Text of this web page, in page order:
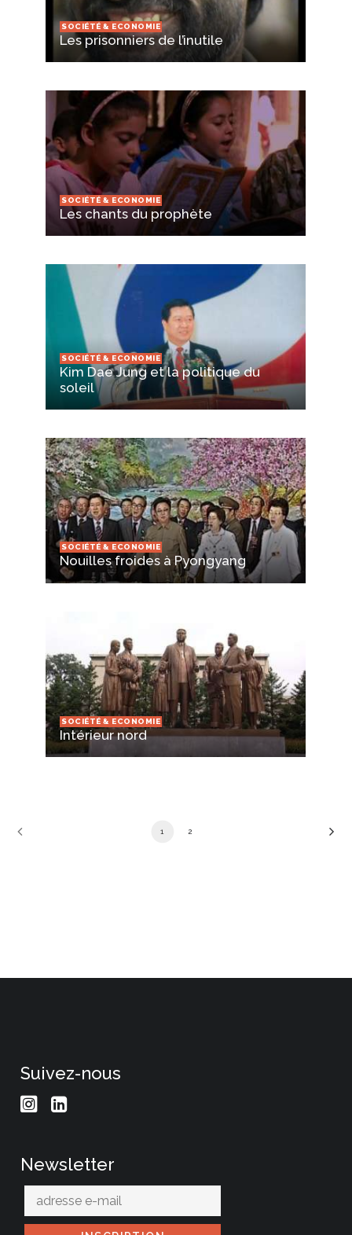
SOCIÉTÉ & ECONOMIE
Les prisonniers de l’inutile
SOCIÉTÉ & ECONOMIE
Les chants du prophète
SOCIÉTÉ & ECONOMIE
Kim Dae Jung et la politique du
soleil
SOCIÉTÉ & ECONOMIE
Nouilles froides à Pyongyang
SOCIÉTÉ & ECONOMIE
Intérieur nord
1 2
Suivez-nous
Newsletter